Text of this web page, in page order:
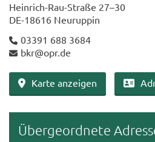
Heinrich-​Rau-Straße 27–30
DE-​18616 Neu­rup­pin
03391 688 3684
bkr@opr.de
Karte an­zei­gen
Über­ge­ord­ne­te